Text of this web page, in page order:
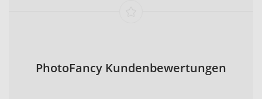
PhotoFancy Kundenbewertungen